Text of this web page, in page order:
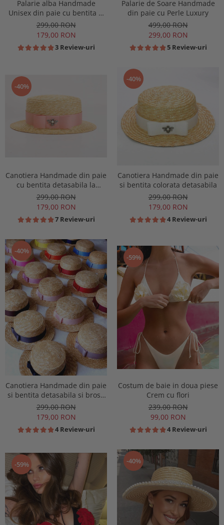
Palarie alba Handmade
Unisex din paie cu bentita si
accesoriu la alegere
299,00 RON
179,00 RON
3 Review-uri
Palarie de Soare Handmade
din paie cu Perle Luxury
499,00 RON
299,00 RON
5 Review-uri
-40%
Canotiera Handmade din paie
cu bentita detasabila la
alegere
299,00 RON
179,00 RON
7 Review-uri
-40%
Canotiera Handmade din paie
si bentita colorata detasabila
299,00 RON
179,00 RON
4 Review-uri
-40%
Canotiera Handmade din paie
si bentita detasabila si brosa
la alegere
299,00 RON
179,00 RON
4 Review-uri
-59%
Costum de baie in doua piese
Crem cu flori
239,00 RON
99,00 RON
4 Review-uri
-59% -40%